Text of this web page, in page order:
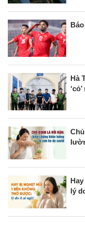
Hà
lý